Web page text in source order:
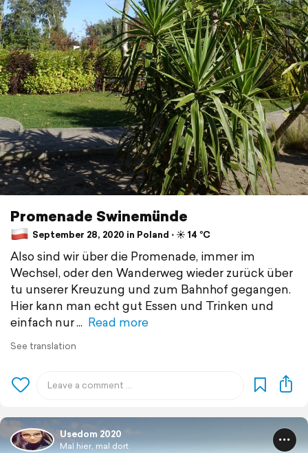
Promenade Swinemünde
September 28, 2020 in Poland ⋅ ☀️ 14 °C
Also sind wir über die Promenade, immer im
Wechsel, oder den Wanderweg wieder zurück über
tu unserer Kreuzung und zum Bahnhof gegangen.
Hier kann man echt gut Essen und Trinken und
einfach nur
Read more
See translation
Usedom 2020
Mal hier, mal dort